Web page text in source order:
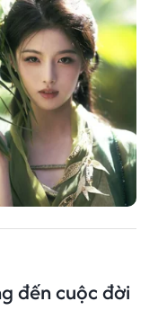
đến cuộc đời